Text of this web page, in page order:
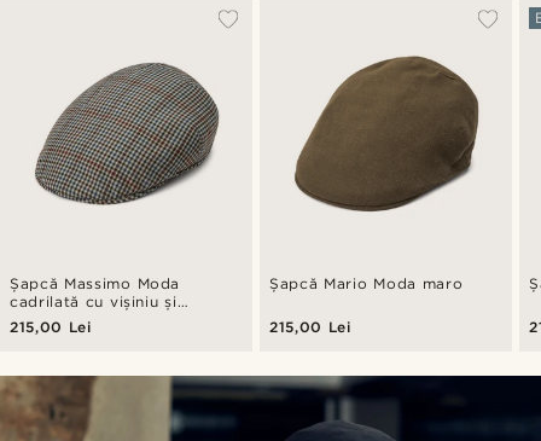
Șapcă Massimo Moda
cadrilată cu vișiniu și
bleumarin
215,00 Lei
Șapcă Mario Moda maro
215,00 Lei